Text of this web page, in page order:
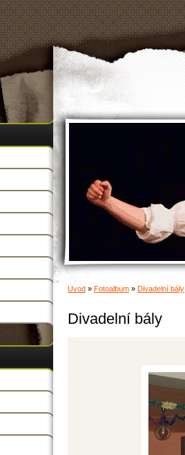
Úvod » Fotoalbum » Divadelní bály
Divadelní bály